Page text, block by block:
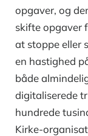
opgaver, og
skifte opgaver
at stoppe eller
en hastighed
både
digitaliserede
hundrede
Kirke-